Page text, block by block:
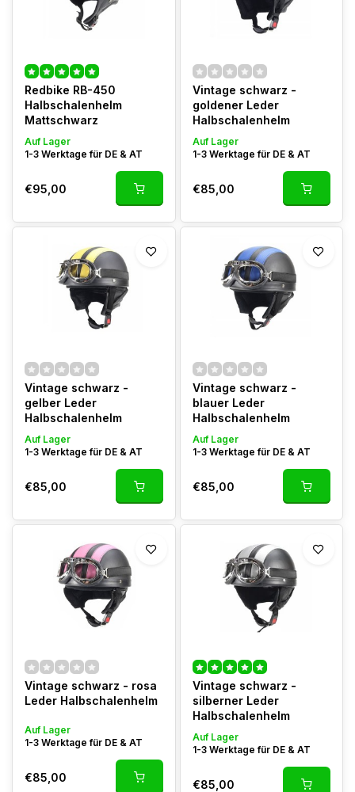
Redbike RB-450
Halbschalenhelm
Mattschwarz
Auf Lager
1-3 Werktage für DE & AT
€95,00
Vintage schwarz -
goldener Leder
Halbschalenhelm
Auf Lager
1-3 Werktage für DE & AT
€85,00
Vintage schwarz -
gelber Leder
Halbschalenhelm
Auf Lager
1-3 Werktage für DE & AT
€85,00
Vintage schwarz -
blauer Leder
Halbschalenhelm
Auf Lager
1-3 Werktage für DE & AT
€85,00
Vintage schwarz - rosa
Leder Halbschalenhelm
Auf Lager
1-3 Werktage für DE & AT
€85,00
Vintage schwarz -
silberner Leder
Halbschalenhelm
Auf Lager
1-3 Werktage für DE & AT
€85,00